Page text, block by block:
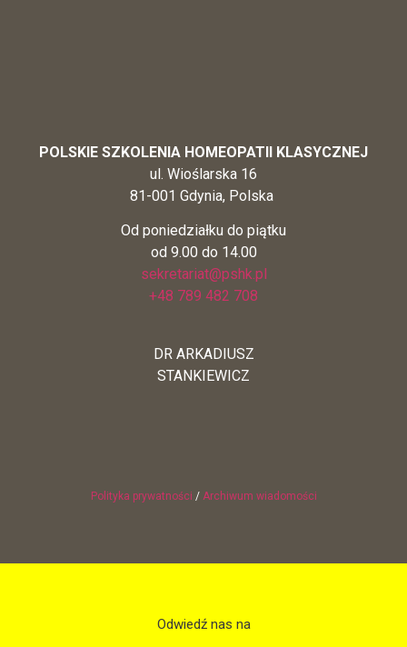
POLSKIE SZKOLENIA HOMEOPATII KLASYCZNEJ
ul. Wioślarska 16
81-001 Gdynia, Polska
Od poniedziałku do piątku
od 9.00 do 14.00
sekretariat@pshk.pl
+48 789 482 708
DR ARKADIUSZ
STANKIEWICZ
Polityka prywatności / Archiwum wiadomości
Odwiedź nas na